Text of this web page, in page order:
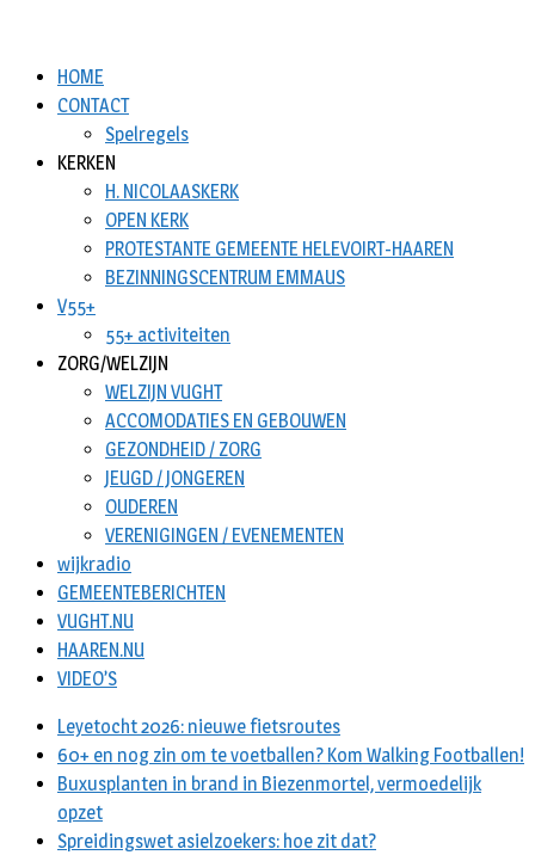
HOME
CONTACT
Spelregels
KERKEN
H. NICOLAASKERK
OPEN KERK
PROTESTANTE GEMEENTE HELEVOIRT-HAAREN
BEZINNINGSCENTRUM EMMAUS
V55+
55+ activiteiten
ZORG/WELZIJN
WELZIJN VUGHT
ACCOMODATIES EN GEBOUWEN
GEZONDHEID / ZORG
JEUGD / JONGEREN
OUDEREN
VERENIGINGEN / EVENEMENTEN
wijkradio
GEMEENTEBERICHTEN
VUGHT.NU
HAAREN.NU
VIDEO’S
Leyetocht 2026: nieuwe fietsroutes
60+ en nog zin om te voetballen? Kom Walking Footballen!
Buxusplanten in brand in Biezenmortel, vermoedelijk
opzet
Spreidingswet asielzoekers: hoe zit dat?